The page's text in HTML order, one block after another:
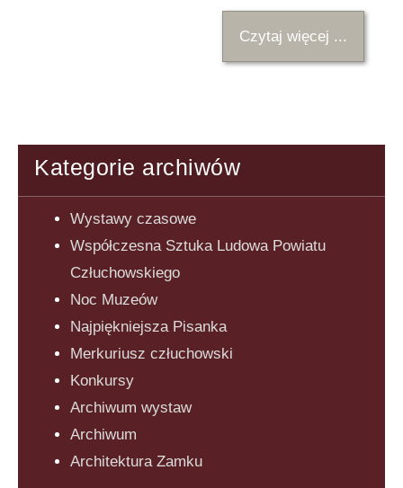
Czytaj więcej ...
Kategorie archiwów
Wystawy czasowe
Współczesna Sztuka Ludowa Powiatu
Człuchowskiego
Noc Muzeów
Najpiękniejsza Pisanka
Merkuriusz człuchowski
Konkursy
Archiwum wystaw
Archiwum
Architektura Zamku